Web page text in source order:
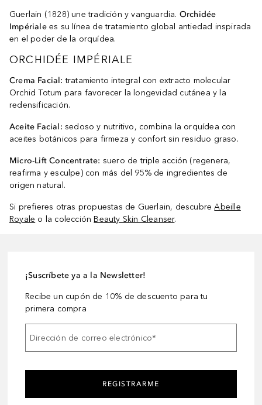
Guerlain (1828) une tradición y vanguardia. Orchidée
Impérialees su línea de tratamiento global antiedad inspirada
en el poder de la orquídea.
ORCHIDÉE IMPÉRIALE
Crema Facial: tratamiento integral con extracto molecular
Orchid Totum para favorecer la longevidad cutánea y la
redensificación.
Aceite Facial: sedoso y nutritivo, combina la orquídea con
aceites botánicos para firmeza y confort sin residuo graso.
Micro-Lift Concentrate: suero de triple acción (regenera,
reafirma y esculpe) con más del 95% de ingredientes de
origen natural.
Si prefieres otras propuestas de Guerlain, descubreAbeille
Royale o la colecciónBeauty Skin Cleanser.
¡Suscríbete ya a la Newsletter!
Recibe un cupón de 10% de descuento para tu
primera compra
Dirección de correo electrónico*
REGISTRARME